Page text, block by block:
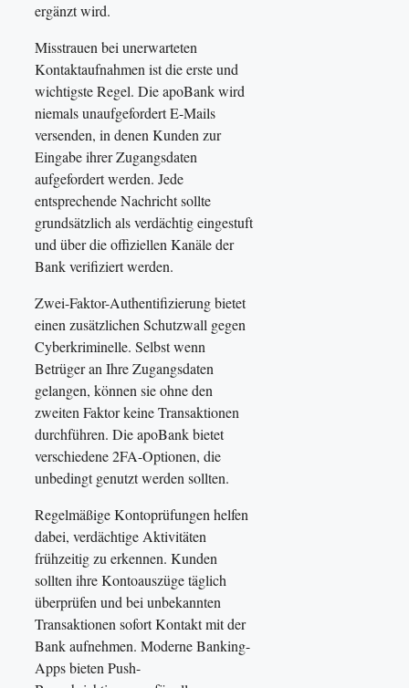
ergänzt wird.
Misstrauen bei unerwarteten
Kontaktaufnahmen ist die erste und
wichtigste Regel. Die apoBank wird
niemals unaufgefordert E-Mails
versenden, in denen Kunden zur
Eingabe ihrer Zugangsdaten
aufgefordert werden. Jede
entsprechende Nachricht sollte
grundsätzlich als verdächtig eingestuft
und über die offiziellen Kanäle der
Bank verifiziert werden.
Zwei-Faktor-Authentifizierung bietet
einen zusätzlichen Schutzwall gegen
Cyberkriminelle. Selbst wenn
Betrüger an Ihre Zugangsdaten
gelangen, können sie ohne den
zweiten Faktor keine Transaktionen
durchführen. Die apoBank bietet
verschiedene 2FA-Optionen, die
unbedingt genutzt werden sollten.
Regelmäßige Kontoprüfungen helfen
dabei, verdächtige Aktivitäten
frühzeitig zu erkennen. Kunden
sollten ihre Kontoauszüge täglich
überprüfen und bei unbekannten
Transaktionen sofort Kontakt mit der
Bank aufnehmen. Moderne Banking-
Apps bieten Push-